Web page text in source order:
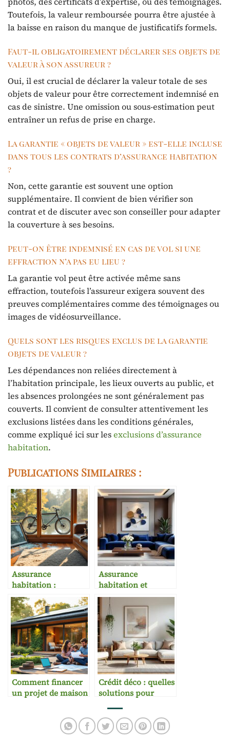
Toutefois, la valeur remboursée pourra être ajustée à
la baisse en raison du manque de justificatifs formels.
Faut-il obligatoirement déclarer ses objets de
valeur à son assureur ?
Oui, il est crucial de déclarer la valeur totale de ses
objets de valeur pour être correctement indemnisé en
cas de sinistre. Une omission ou sous-estimation peut
entraîner un refus de prise en charge.
La garantie « objets de valeur » est-elle incluse
dans tous les contrats d’assurance habitation
?
Non, cette garantie est souvent une option
supplémentaire. Il convient de bien vérifier son
contrat et de discuter avec son conseiller pour adapter
la couverture à ses besoins.
Peut-on être indemnisé en cas de vol si une
effraction n’a pas eu lieu ?
La garantie vol peut être activée même sans
effraction, toutefois l’assureur exigera souvent des
preuves complémentaires comme des témoignages ou
images de vidéosurveillance.
Quels sont les risques exclus de la garantie
objets de valeur ?
Les dépendances non reliées directement à
l’habitation principale, les lieux ouverts au public, et
les absences prolongées ne sont généralement pas
couverts. Il convient de consulter attentivement les
exclusions listées dans les conditions générales,
comme expliqué ici sur lesexclusions d’assurance
habitation.
Publications Similaires :
Assurance
habitation :
exclusions
fréquentes à
connaître
Assurance
habitation et
décoration haut de
gamme
Comment financer
un projet de maison
Crédit déco : quelles
solutions pour
habitat